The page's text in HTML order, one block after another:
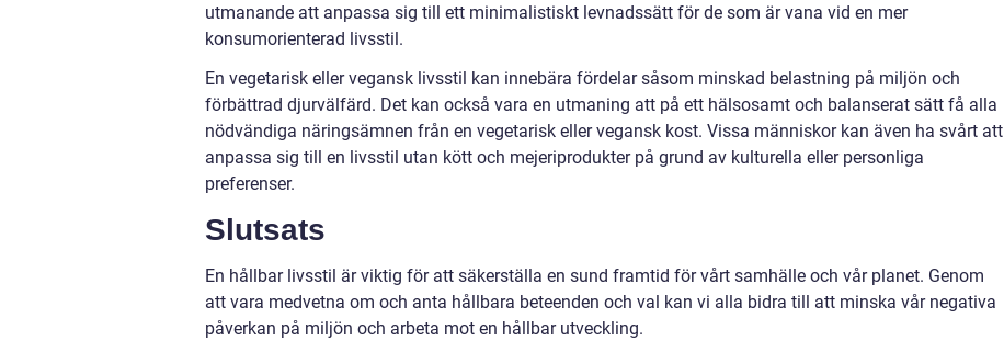
utmanande att anpassa sig till ett minimalistiskt levnadssätt för de som är vana vid en mer
konsumorienterad livsstil.
En vegetarisk eller vegansk livsstil kan innebära fördelar såsom minskad belastning på miljön och
förbättrad djurvälfärd. Det kan också vara en utmaning att på ett hälsosamt och balanserat sätt få alla
nödvändiga näringsämnen från en vegetarisk eller vegansk kost. Vissa människor kan även ha svårt att
anpassa sig till en livsstil utan kött och mejeriprodukter på grund av kulturella eller personliga
preferenser.
Slutsats
En hållbar livsstil är viktig för att säkerställa en sund framtid för vårt samhälle och vår planet. Genom
att vara medvetna om och anta hållbara beteenden och val kan vi alla bidra till att minska vår negativa
påverkan på miljön och arbeta mot en hållbar utveckling.